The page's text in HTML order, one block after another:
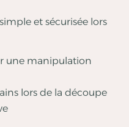
et sécurisée lors
une manipulation
lors de la découpe